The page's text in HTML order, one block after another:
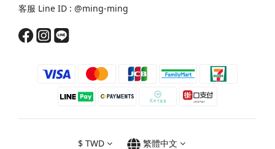
客服 Line ID : @ming-ming
$ TWD 繁體中文